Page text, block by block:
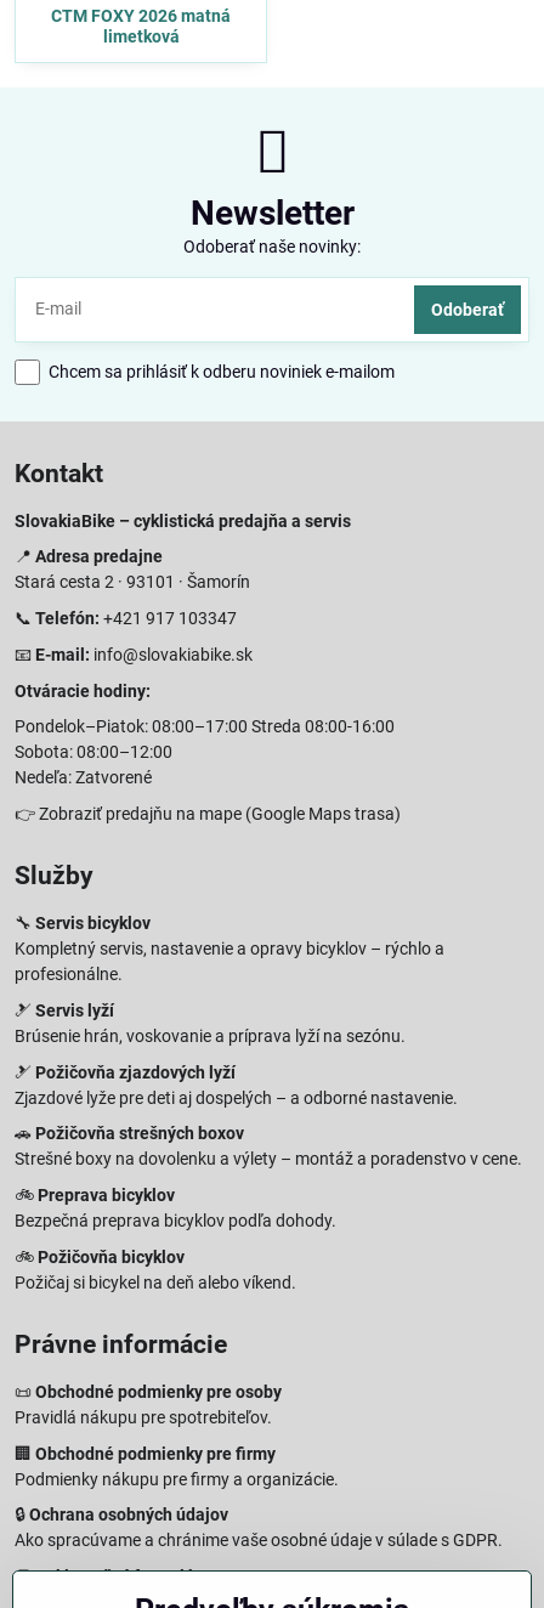
CTM FOXY 2026 matná
limetková
Newsletter
Odoberať naše novinky:
Odoberať
Chcem sa prihlásiť k odberu noviniek e-mailom
Kontakt
SlovakiaBike – cyklistická predajňa a servis
📍 Adresa predajne
Stará cesta 2 · 93101 · Šamorín
📞 Telefón: +421 917 103347
📧 E-mail: info@slovakiabike.sk
Otváracie hodiny:
Pondelok–Piatok: 08:00–17:00 Streda 08:00-16:00
Sobota: 08:00–12:00
Nedeľa: Zatvorené
👉Zobraziť predajňu na mape (Google Maps trasa)
Služby
🔧 Servis bicyklov
Kompletný servis, nastavenie a opravy bicyklov – rýchlo a
profesionálne.
🎿 Servis lyží
Brúsenie hrán, voskovanie a príprava lyží na sezónu.
🎿 Požičovňa zjazdových lyží
Zjazdové lyže pre deti aj dospelých – a odborné nastavenie.
🚗 Požičovňa strešných boxov
Strešné boxy na dovolenku a výlety – montáž a poradenstvo v cene.
🚲 Preprava bicyklov
Bezpečná preprava bicyklov podľa dohody.
🚲 Požičovňa bicyklov
Požičaj si bicykel na deň alebo víkend.
Právne informácie
📜 Obchodné podmienky pre osoby
Pravidlá nákupu pre spotrebiteľov.
🏢 Obchodné podmienky pre firmy
Podmienky nákupu pre firmy a organizácie.
🔒Ochrana osobných údajov
Ako spracúvame a chránime vaše osobné údaje v súlade s GDPR.
🧾Reklamačný formulár
Jednoduché podanie reklamácie